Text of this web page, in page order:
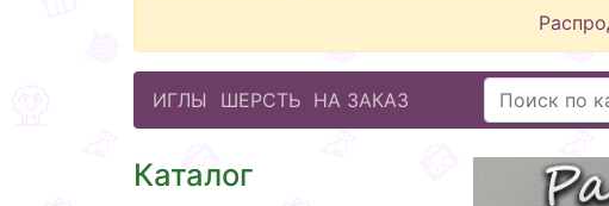
ИГЛЫ ШЕРСТЬ НА ЗАКАЗ
Каталог